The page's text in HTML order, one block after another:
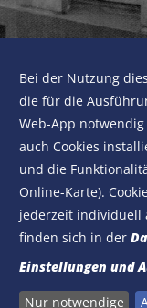
Henriette
waren die
Spieler,
hielt den Verein
fürsorglichen Art
Bei der Nutzung
die für die
Web-App
auch Cookies
und die
Online-Karte).
jederzeit individuell
finden sich in der
Einstellungen und
Nur notwendige